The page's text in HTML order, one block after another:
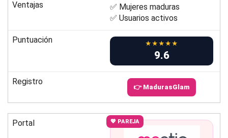
Ventajas
✅ Mujeres maduras
✅ Usuarios activos
Puntuación ★★★★★
9.6
Registro
👉 MadurasGlam
Portal 💖 PAREJA